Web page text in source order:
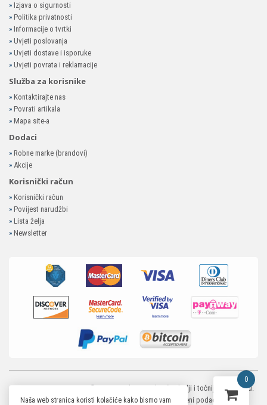
» Izjava o sigurnosti
» Politika privatnosti
» Informacije o tvrtki
» Uvjeti poslovanja
» Uvjeti dostave i isporuke
» Uvjeti povrata i reklamacije
Služba za korisnike
» Kontaktirajte nas
» Povrati artikala
» Mapa site-a
Dodaci
» Robne marke (brandovi)
» Akcije
Korisnički račun
» Korisnički račun
» Povijest narudžbi
» Lista želja
» Newsletter
MP-ELEKTRONIKA SHOP© 2026. Trudimo se dati što bolji i točniji opis i sliku.
Unatoč tome, ne možemo garantirati da su svi navedeni podaci i slike u
0
Naša web stranica koristi kolačiće kako bismo vam